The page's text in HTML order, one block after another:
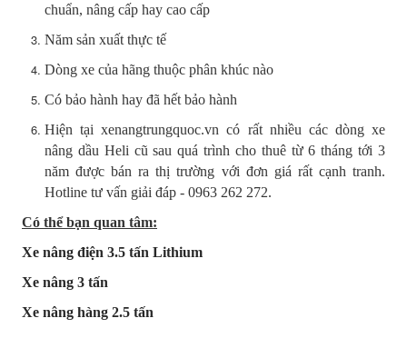
chuẩn, nâng cấp hay cao cấp
Năm sản xuất thực tế
Dòng xe của hãng thuộc phân khúc nào
Có bảo hành hay đã hết bảo hành
Hiện tại xenangtrungquoc.vn có rất nhiều các dòng xe
nâng dầu Heli cũ sau quá trình cho thuê từ 6 tháng tới 3
năm được bán ra thị trường với đơn giá rất cạnh tranh.
Hotline tư vấn giải đáp - 0963 262 272.
Có thể bạn quan tâm:
Xe nâng điện 3.5 tấn Lithium
Xe nâng 3 tấn
Xe nâng hàng 2.5 tấn